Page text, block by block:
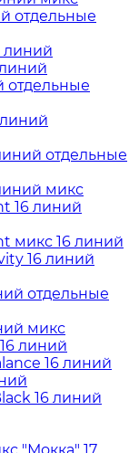
отдельные
линий
отдельные
отдельные
микс
16 линий
микс 16 линий
16 линий
отдельные
микс
линий
16 линий
16 линий